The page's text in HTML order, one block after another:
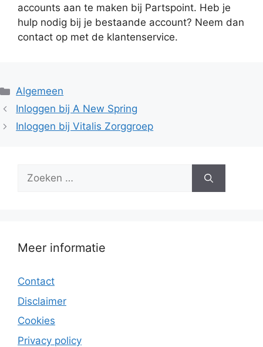
accounts aan te maken bij Partspoint. Heb je
hulp nodig bij je bestaande account? Neem dan
contact op met de klantenservice.
Categorieën
Algemeen
Inloggen bij A New Spring
Inloggen bij Vitalis Zorggroep
Zoek
Meer informatie
Contact
Disclaimer
Cookies
Privacy policy